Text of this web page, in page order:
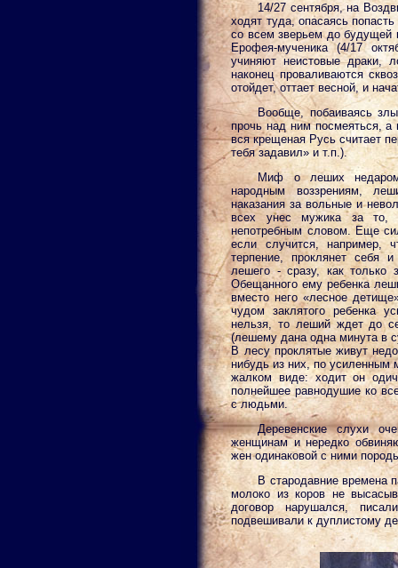
14/27 сентября, на
ходят туда, опасаясь
со всем зверьем до будущей
Ерофея-мученика (4/17
учиняют неистовые драки,
наконец проваливаются
отойдет, оттает весной, и
Вообще, побаиваясь
прочь над ним посмеяться, а
вся крещеная Русь считает
тебя задавил» и т.п.).
Миф о леших
народным воззрениям,
наказания за вольные и
всех унес мужика за то,
непотребным словом. Еще
если случится, например,
терпение, проклянет себя
лешего - сразу, как только
Обещанного ему ребенка
вместо него «лесное
чудом заклятого ребенка
нельзя, то леший ждет до
(лешему дана одна минута в
В лесу проклятые живут
нибудь из них, по усиленным
жалком виде: ходит он
полнейшее равнодушие ко
с людьми.
Деревенские слухи
женщинам и нередко
жен одинаковой с ними
В стародавние времена
молоко из коров не
договор нарушался,
подвешивали к дуплистому